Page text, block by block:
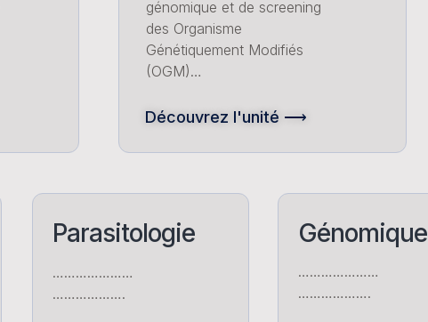
génomique et de screening
des Organisme
Génétiquement Modifiés
(OGM)…
Découvrez l'unité ⟶
Parasitologie
…………………
……………….
Génomique
…………………
……………….